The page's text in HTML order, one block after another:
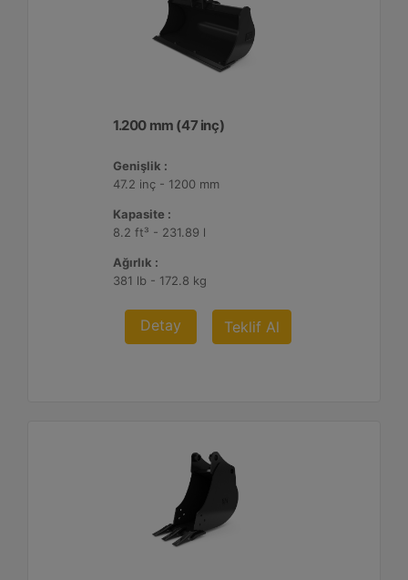
1.200 mm (47 inç)
Genişlik :
47.2 inç - 1200 mm
Kapasite :
8.2 ft³ - 231.89 l
Ağırlık :
381 lb - 172.8 kg
Detay Teklif Al